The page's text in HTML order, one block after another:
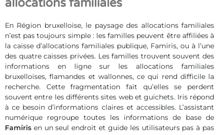
allocations familiales
En Région bruxelloise, le paysage des allocations familiales
n’est pas toujours simple : les familles peuvent être affiliées à
la caisse d’allocations familiales publique, Famiris, ou à l’une
des quatre caisses privées. Les familles trouvent souvent des
informations en ligne sur les allocations familiales
bruxelloises, flamandes et wallonnes, ce qui rend difficile la
recherche. Cette fragmentation fait qu’elles se perdent
souvent entre les différents sites web et guichets. Iris répond
à ce besoin d’informations claires et accessibles. L’assistant
numérique regroupe toutes les informations de base de
Famiris en un seul endroit et guide les utilisateurs pas à pas